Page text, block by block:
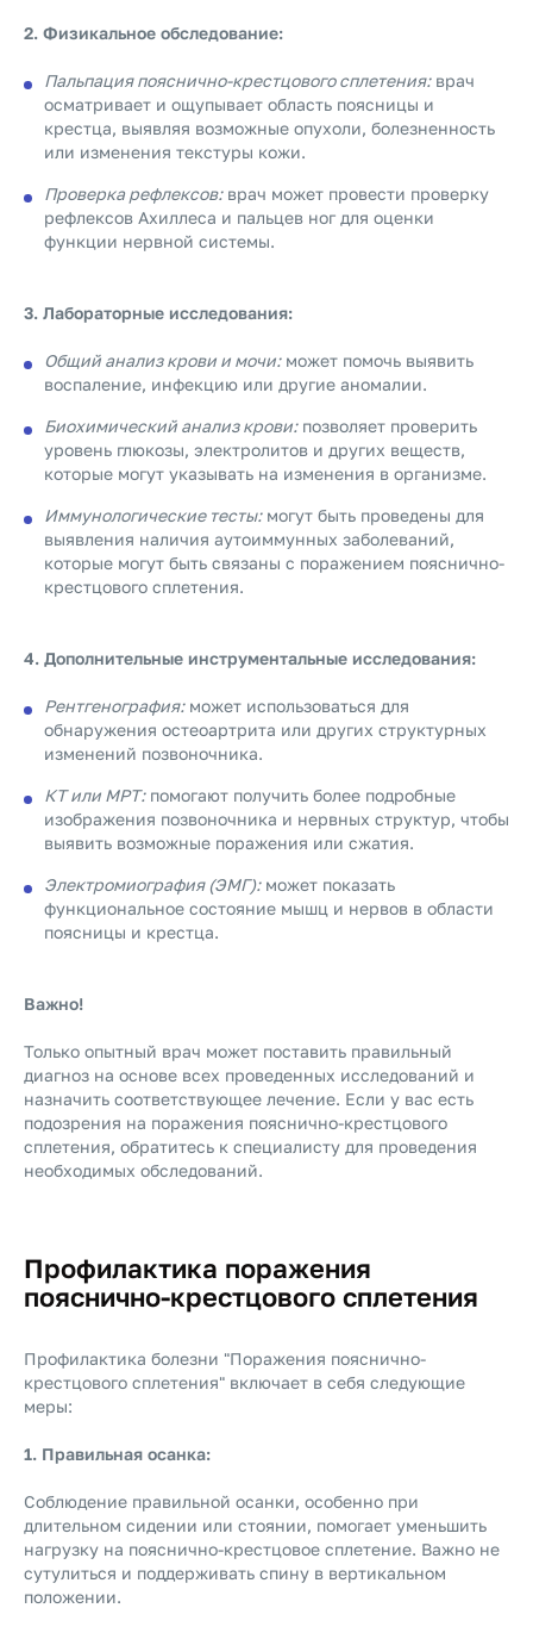
2. Физикальное обследование:
Пальпация пояснично-крестцового сплетения:врач
осматривает и ощупывает область поясницы и
крестца, выявляя возможные опухоли, болезненность
или изменения текстуры кожи.
Проверка рефлексов:врач может провести проверку
рефлексов Ахиллеса и пальцев ног для оценки
функции нервной системы.
3. Лабораторные исследования:
Общий анализ крови и мочи:может помочь выявить
воспаление, инфекцию или другие аномалии.
Биохимический анализ крови:позволяет проверить
уровень глюкозы, электролитов и других веществ,
которые могут указывать на изменения в организме.
Иммунологические тесты:могут быть проведены для
выявления наличия аутоиммунных заболеваний,
которые могут быть связаны с поражением пояснично-
крестцового сплетения.
4. Дополнительные инструментальные исследования:
Рентгенография:может использоваться для
обнаружения остеоартрита или других структурных
изменений позвоночника.
КТ или МРТ:помогают получить более подробные
изображения позвоночника и нервных структур, чтобы
выявить возможные поражения или сжатия.
Электромиография (ЭМГ):может показать
функциональное состояние мышц и нервов в области
поясницы и крестца.
Важно!
Только опытный врач может поставить правильный
диагноз на основе всех проведенных исследований и
назначить соответствующее лечение. Если у вас есть
подозрения на поражения пояснично-крестцового
сплетения, обратитесь к специалисту для проведения
необходимых обследований.
Профилактика поражения
пояснично-крестцового сплетения
Профилактика болезни "Поражения пояснично-
крестцового сплетения" включает в себя следующие
меры:
1. Правильная осанка:
Соблюдение правильной осанки, особенно при
длительном сидении или стоянии, помогает уменьшить
нагрузку на пояснично-крестцовое сплетение. Важно не
сутулиться и поддерживать спину в вертикальном
положении.